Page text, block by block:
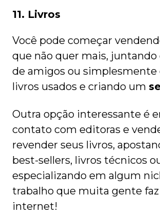
11. Livros
Você pode começar
que não quer mais, juntando
de amigos ou simplesmente
livros usados e criando um
Outra opção interessante é
contato com editoras e
revender seus livros,
best-sellers, livros técnicos
especializando em algum
trabalho que muita gente faz
internet!